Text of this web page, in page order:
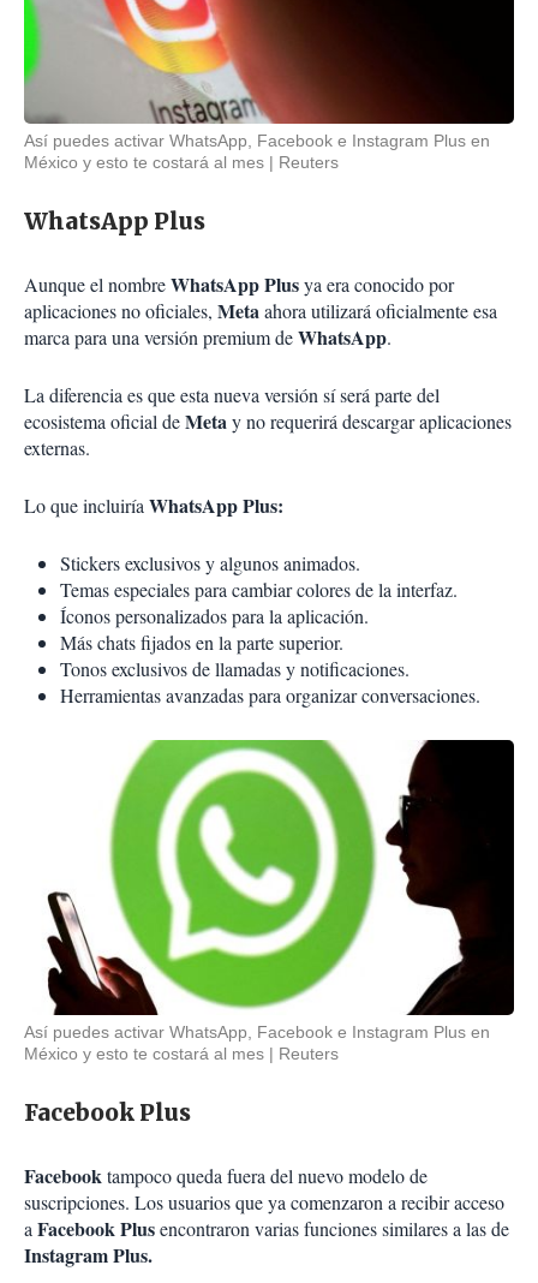
Así puedes activar WhatsApp, Facebook e Instagram Plus en
México y esto te costará al mes
Reuters
WhatsApp Plus
Aunque el nombreWhatsApp Plusya era conocido por
aplicaciones no oficiales, Metaahora utilizará oficialmente esa
marca para una versión premium deWhatsApp.
La diferencia es que esta nueva versión sí será parte del
ecosistema oficial deMetay no requerirá descargar aplicaciones
externas.
Lo que incluiríaWhatsApp Plus:
Stickers exclusivos y algunos animados.
Temas especiales para cambiar colores de la interfaz.
Íconos personalizados para la aplicación.
Más chats fijados en la parte superior.
Tonos exclusivos de llamadas y notificaciones.
Herramientas avanzadas para organizar conversaciones.
Así puedes activar WhatsApp, Facebook e Instagram Plus en
México y esto te costará al mes
Reuters
Facebook Plus
Facebooktampoco queda fuera del nuevo modelo de
suscripciones. Los usuarios que ya comenzaron a recibir acceso
aFacebook Plusencontraron varias funciones similares a las de
Instagram Plus.